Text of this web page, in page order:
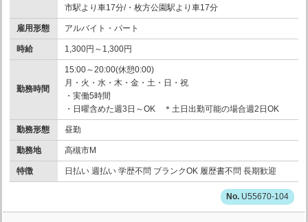
市駅より車17分/・枚方公園駅より車17分
雇用形態 アルバイト・パート
時給 1,300円～1,300円
勤務時間
15:00～20:00(休憩0:00)
月・火・水・木・金・土・日・祝
・実働5時間
・日曜含めた週3日～OK ＊土日出勤可能の場合週2日OK
勤務形態 昼勤
勤務地 高槻市M
特徴 日払い 週払い 学歴不問 ブランクOK 履歴書不問 長期歓迎
U55670-104